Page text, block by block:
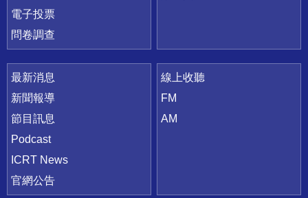
電子投票
問卷調查
最新消息
新聞報導
節目訊息
Podcast
ICRT News
官網公告
線上收聽
FM
AM